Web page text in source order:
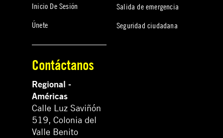
Inicio De Sesión
Únete
Salida de emergencia
Seguridad ciudadana
Contáctanos
Regional -
Américas
Calle Luz Saviñón
519, Colonia del
Valle Benito